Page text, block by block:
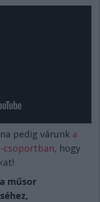
pedig várunk a
csoportban, hogy
műsor